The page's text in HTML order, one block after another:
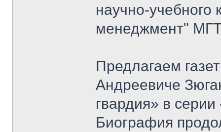
научно-
менеджмент"
Предлагаем
Андреевиче
гвардия» в
Биография